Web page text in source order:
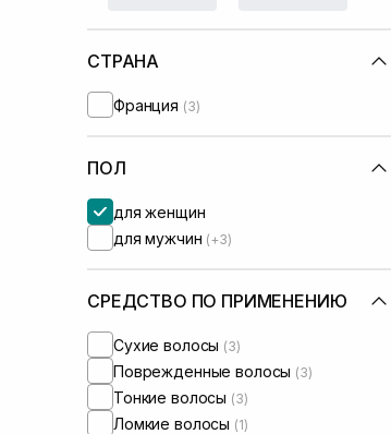
СТРАНА
Франция (3)
ПОЛ
для женщин
для мужчин (+3)
СРЕДСТВО ПО ПРИМЕНЕНИЮ
Сухие волосы (3)
Поврежденные волосы (3)
Тонкие волосы (3)
Ломкие волосы (1)